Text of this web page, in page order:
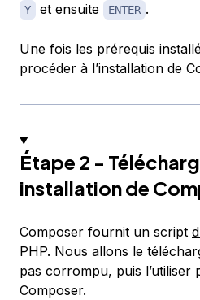
Y et ensuite ENTER .
Une fois les prérequis
procéder à l’installation de
Étape 2 -
installation de
Composer fournit un script
PHP. Nous allons le
pas corrompu, puis l’utiliser
Composer.